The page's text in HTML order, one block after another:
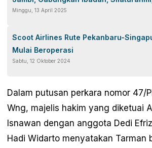
Olahraga
Minggu, 13 April 2025
Scoot Airlines Rute Pekanbaru-
Mulai Beroperasi
Sabtu, 12 Oktober 2024
Dalam putusan perkara nomor 47/
Wng, majelis hakim yang diketuai
Isnawan dengan anggota Dedi
Hadi Widarto menyatakan Tarman